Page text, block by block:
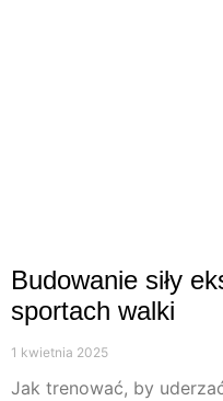
Budowanie siły
sportach walki
1 kwietnia 2025
Jak trenować, by